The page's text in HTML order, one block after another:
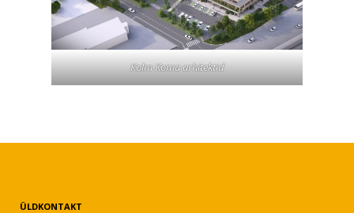
Kolm Koma arhitektid
ÜLDKONTAKT